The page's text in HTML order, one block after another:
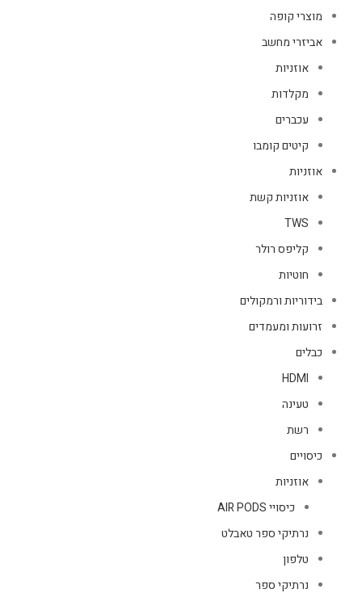
מוצרי קופה
אביזרי מחשב
אוזניות
מקלדות
עכברים
קיטים קומבו
אוזניות
אוזניות קשת
TWS
קליפס רולר
חוטיות
בידוריות ורמקולים
זרועות ומעמדים
כבלים
HDMI
טעינה
רשת
כיסויים
אוזניות
כיסויי AIR PODS
נרתיקי ספר טאבלט
טלפון
נרתיקי ספר